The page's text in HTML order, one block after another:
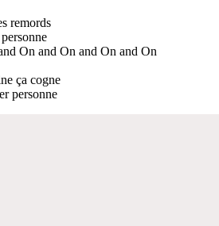
remords
On and On and On and On
ça cogne
personne